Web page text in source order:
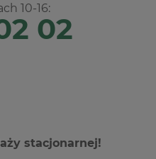
10-16:
02
stacjonarnej!